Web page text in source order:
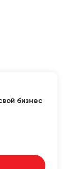
бизнес